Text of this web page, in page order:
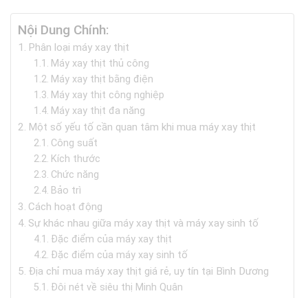
Nội Dung Chính:
Phân loại máy xay thịt
Máy xay thịt thủ công
Máy xay thịt bằng điện
Máy xay thịt công nghiệp
Máy xay thịt đa năng
Một số yếu tố cần quan tâm khi mua máy xay thịt
Công suất
Kích thước
Chức năng
Bảo trì
Cách hoạt động
Sự khác nhau giữa máy xay thịt và máy xay sinh tố
Đặc điểm của máy xay thịt
Đặc điểm của máy xay sinh tố
Địa chỉ mua máy xay thịt giá rẻ, uy tín tại Bình Dương
Đôi nét về siêu thị Minh Quân